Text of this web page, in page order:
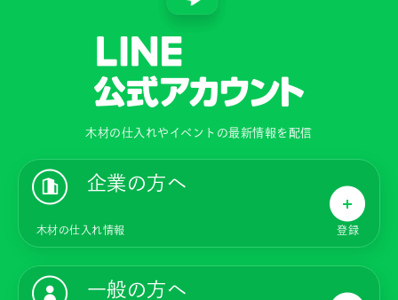
木材の仕入れやイベントの最新情報を配信
企業の方へ
木材の仕入れ情報 登録
一般の方へ